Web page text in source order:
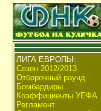
ЛИГА ЕВРОПЫ:
Сезон 2012/2013
Отборочный раунд
Бомбардиры
Коэффициенты УЕФА
Регламент